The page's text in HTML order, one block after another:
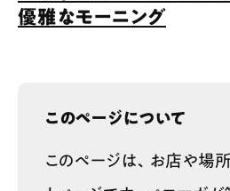
優雅なモーニング
このページについて
このページは、お店や場